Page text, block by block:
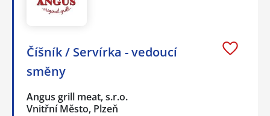
Číšník / Servírka - vedoucí
směny
Angus grill meat, s.r.o.
Vnitřní Město, Plzeň